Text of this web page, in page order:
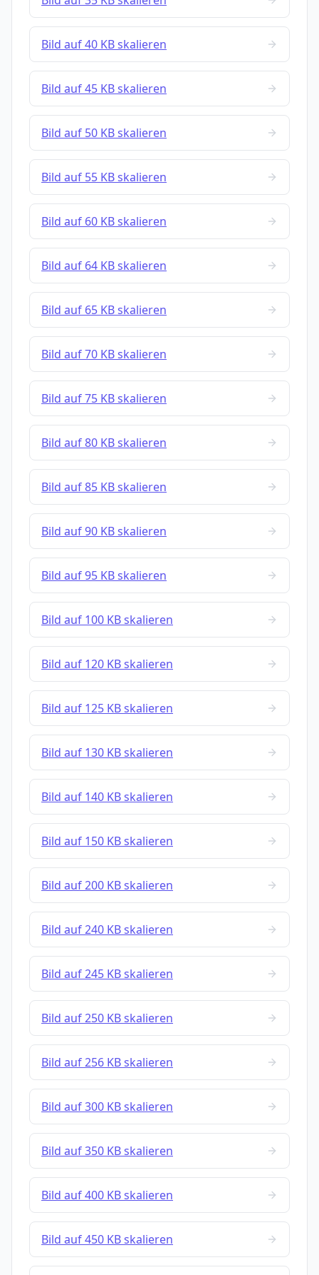
Bild auf 40 KB skalieren
Bild auf 45 KB skalieren
Bild auf 50 KB skalieren
Bild auf 55 KB skalieren
Bild auf 60 KB skalieren
Bild auf 64 KB skalieren
Bild auf 65 KB skalieren
Bild auf 70 KB skalieren
Bild auf 75 KB skalieren
Bild auf 80 KB skalieren
Bild auf 85 KB skalieren
Bild auf 90 KB skalieren
Bild auf 95 KB skalieren
Bild auf 100 KB skalieren
Bild auf 120 KB skalieren
Bild auf 125 KB skalieren
Bild auf 130 KB skalieren
Bild auf 140 KB skalieren
Bild auf 150 KB skalieren
Bild auf 200 KB skalieren
Bild auf 240 KB skalieren
Bild auf 245 KB skalieren
Bild auf 250 KB skalieren
Bild auf 256 KB skalieren
Bild auf 300 KB skalieren
Bild auf 350 KB skalieren
Bild auf 400 KB skalieren
Bild auf 450 KB skalieren